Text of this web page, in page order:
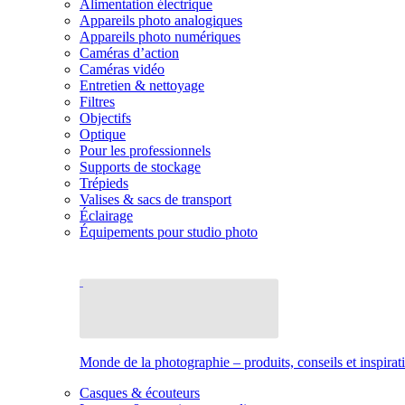
Alimentation électrique
Appareils photo analogiques
Appareils photo numériques
Caméras d’action
Caméras vidéo
Entretien & nettoyage
Filtres
Objectifs
Optique
Pour les professionnels
Supports de stockage
Trépieds
Valises & sacs de transport
Éclairage
Équipements pour studio photo
Monde de la photographie – produits, conseils et
Casques & écouteurs